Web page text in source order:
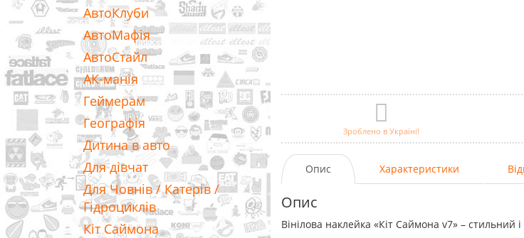
АвтоКлуби
АвтоМафія
АвтоСтайл
АК-манія
Геймерам
Географія
Дитина в авто
Для дівчат
Для Човнів / Катерів /
Гідроциклів
Кіт Саймона
Зроблено в Україні!
Опис Характеристики
Опис
Вінілова наклейка «Кіт Саймона v7» – стильний